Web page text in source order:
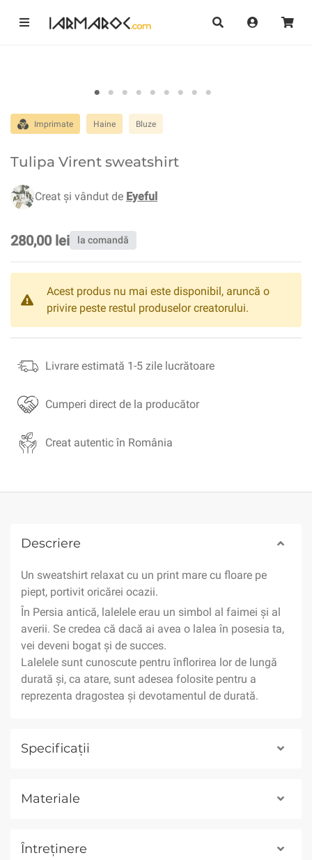
Imprimate Haine Bluze
Tulipa Virent sweatshirt
Creat și vândut de Eyeful
280,00 lei la comandă
Acest produs nu mai este disponibil, aruncă o
privire peste restul produselor creatorului.
Livrare estimată 1-5 zile lucrătoare
Cumperi direct de la producător
Creat autentic în România
Descriere
Un sweatshirt relaxat cu un print mare cu floare pe
piept, portivit oricărei ocazii.
În Persia antică, lalelele erau un simbol al faimei și al
averii. Se credea că dacă ai avea o lalea în posesia ta,
vei deveni bogat și de succes.
Lalelele sunt cunoscute pentru înflorirea lor de lungă
durată și, ca atare, sunt adesea folosite pentru a
reprezenta dragostea și devotamentul de durată.
Specificații
Materiale
Întreținere